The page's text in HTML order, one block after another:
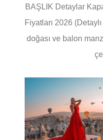
BAŞLIK Detaylar
Fiyatları 2026
doğası ve balon